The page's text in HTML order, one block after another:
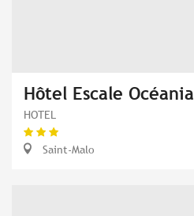
Hôtel Escale Océania
HOTEL
Saint-Malo